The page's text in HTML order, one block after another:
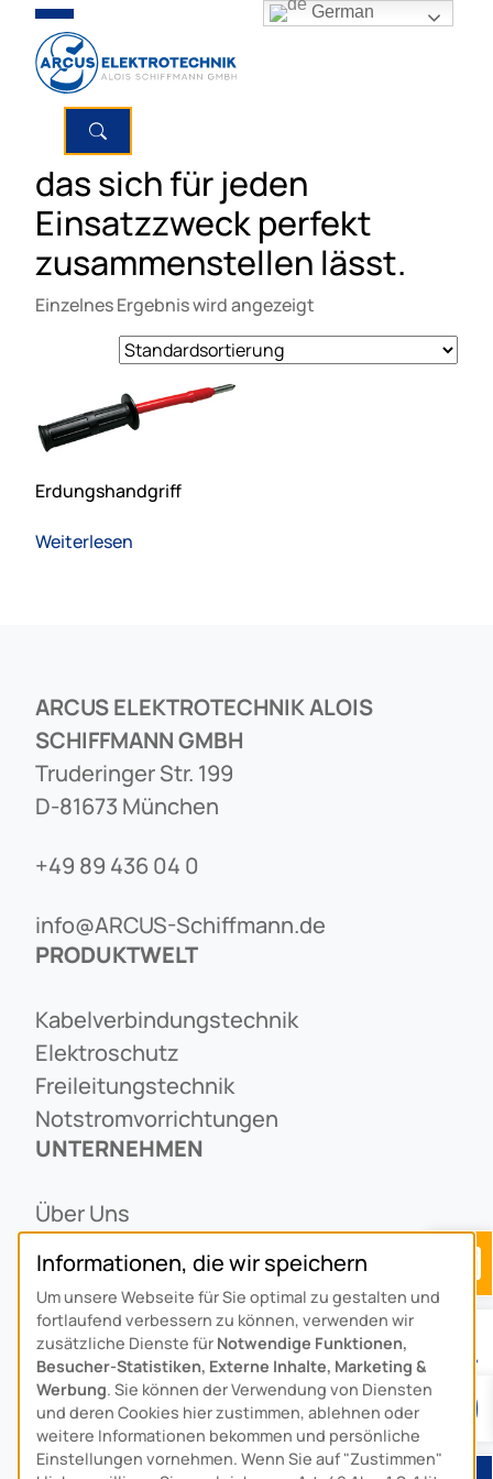
das sich für jeden
Einsatzzweck perfekt
zusammenstellen lässt.
Einzelnes Ergebnis wird angezeigt
Erdungshandgriff
Weiterlesen
ARCUS ELEKTROTECHNIK ALOIS
SCHIFFMANN GMBH
Truderinger Str. 199
D-81673 München
+49 89 436 04 0
info@ARCUS-Schiffmann.de
PRODUKTWELT
Kabelverbindungstechnik
Elektroschutz
Freileitungstechnik
Notstromvorrichtungen
UNTERNEHMEN
Über Uns
Alois Schiffmann Stiftung
Allgemeine Lieferbedingungen
Arcus Niederlande: Bedrijfsgegevens
KONTAKT
Anfahrt
German
Informationen, die wir speichern
Um unsere Webseite für Sie optimal zu gestalten und
fortlaufend verbessern zu können, verwenden wir
zusätzliche Dienste für Notwendige Funktionen,
Besucher-Statistiken, Externe Inhalte, Marketing &
Werbung. Sie können der Verwendung von Diensten
und deren Cookies hier zustimmen, ablehnen oder
weitere Informationen bekommen und persönliche
Einstellungen vornehmen. Wenn Sie auf "Zustimmen"